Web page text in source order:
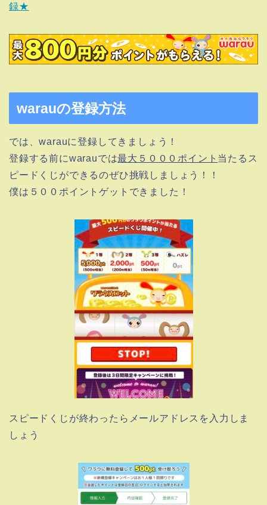
録★
warauの登録方法
では、warauに登録してきましょう！
登録する前にwarauでは最大５０００ポイント 当たるス
ピードくじができるのぜひ挑戦しましょう！！
僕は５００ポイントゲットできました！
スピードくじが終わったらメールアドレスを入力しま
しょう